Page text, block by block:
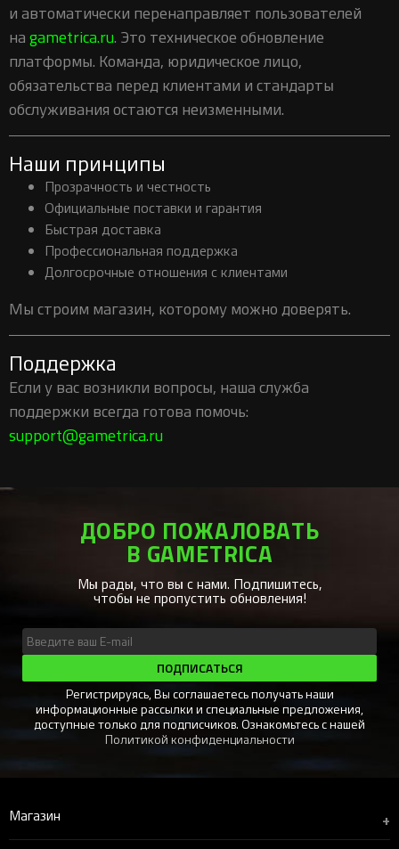
и автоматически перенаправляет пользователей
на gametrica.ru. Это техническое обновление
платформы. Команда, юридическое лицо,
обязательства перед клиентами и стандарты
обслуживания остаются неизменными.
Наши принципы
Прозрачность и честность
Официальные поставки и гарантия
Быстрая доставка
Профессиональная поддержка
Долгосрочные отношения с клиентами
Мы строим магазин, которому можно доверять.
Поддержка
Если у вас возникли вопросы, наша служба
поддержки всегда готова помочь:
support@gametrica.ru
ДОБРО ПОЖАЛОВАТЬ
В GAMETRICA
Мы рады, что вы с нами. Подпишитесь,
чтобы не пропустить обновления!
ПОДПИСАТЬСЯ
Регистрируясь, Вы соглашаетесь получать наши
информационные рассылки и специальные предложения,
доступные только для подписчиков. Ознакомьтесь с нашей
Политикой конфиденциальности
Магазин +